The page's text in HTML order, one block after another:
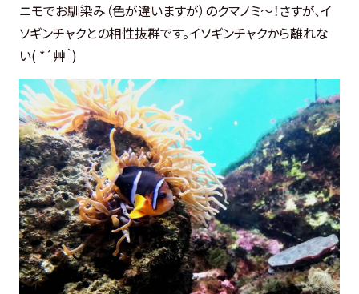
ニモでお馴染み（色が違いますが）のクマノミ～！さすが、イ
ソギンチャクとの相性抜群です。イソギンチャクから離れな
い( *´艸｀)